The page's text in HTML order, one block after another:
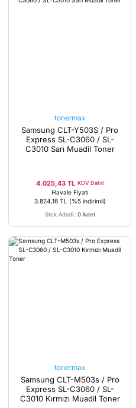
tonermax
Samsung CLT-Y503S / Pro
Express SL-C3060 / SL-
C3010 Sarı Muadil Toner
4.025,43 TL KDV Dahil
Havale Fiyatı
3.824,16 TL
(%5 indirimli)
Stok Adedi : 0 Adet
tonermax
Samsung CLT-M503s / Pro
Express SL-C3060 / SL-
C3010 Kırmızı Muadil Toner